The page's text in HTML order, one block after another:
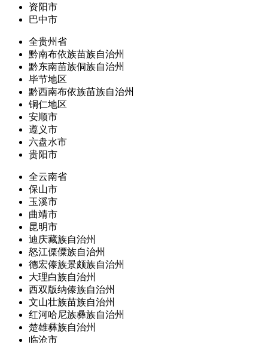
资阳市
巴中市
全贵州省
黔南布依族苗族自治州
黔东南苗族侗族自治州
毕节地区
黔西南布依族苗族自治州
铜仁地区
安顺市
遵义市
六盘水市
贵阳市
全云南省
保山市
玉溪市
曲靖市
昆明市
迪庆藏族自治州
怒江傈僳族自治州
德宏傣族景颇族自治州
大理白族自治州
西双版纳傣族自治州
文山壮族苗族自治州
红河哈尼族彝族自治州
楚雄彝族自治州
临沧市